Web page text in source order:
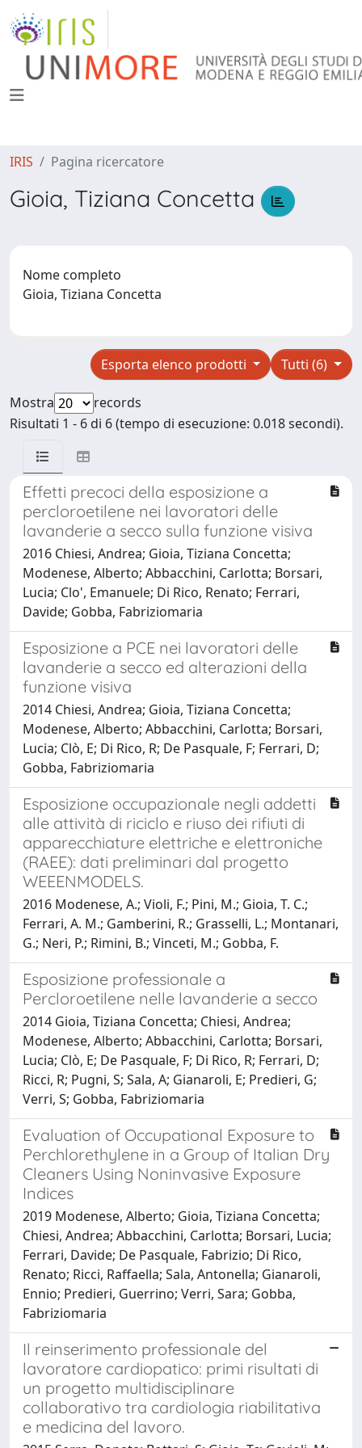
IRIS Pagina ricercatore
Gioia, Tiziana Concetta
Nome completo
Gioia, Tiziana Concetta
Tutti (6)
Esporta elenco prodotti
Mostra
records
Risultati 1 - 6 di 6 (tempo di esecuzione: 0.018 secondi).
Effetti precoci della esposizione a
percloroetilene nei lavoratori delle
lavanderie a secco sulla funzione visiva
2016 Chiesi, Andrea; Gioia, Tiziana Concetta;
Modenese, Alberto; Abbacchini, Carlotta; Borsari,
Lucia; Clo', Emanuele; Di Rico, Renato; Ferrari,
Davide; Gobba, Fabriziomaria
Esposizione a PCE nei lavoratori delle
lavanderie a secco ed alterazioni della
funzione visiva
2014 Chiesi, Andrea; Gioia, Tiziana Concetta;
Modenese, Alberto; Abbacchini, Carlotta; Borsari,
Lucia; Clò, E; Di Rico, R; De Pasquale, F; Ferrari, D;
Gobba, Fabriziomaria
Esposizione occupazionale negli addetti
alle attività di riciclo e riuso dei rifiuti di
apparecchiature elettriche e elettroniche
(RAEE): dati preliminari dal progetto
WEEENMODELS.
2016 Modenese, A.; Violi, F.; Pini, M.; Gioia, T. C.;
Ferrari, A. M.; Gamberini, R.; Grasselli, L.; Montanari,
G.; Neri, P.; Rimini, B.; Vinceti, M.; Gobba, F.
Esposizione professionale a
Percloroetilene nelle lavanderie a secco
2014 Gioia, Tiziana Concetta; Chiesi, Andrea;
Modenese, Alberto; Abbacchini, Carlotta; Borsari,
Lucia; Clò, E; De Pasquale, F; Di Rico, R; Ferrari, D;
Ricci, R; Pugni, S; Sala, A; Gianaroli, E; Predieri, G;
Verri, S; Gobba, Fabriziomaria
Evaluation of Occupational Exposure to
Perchlorethylene in a Group of Italian Dry
Cleaners Using Noninvasive Exposure
Indices
2019 Modenese, Alberto; Gioia, Tiziana Concetta;
Chiesi, Andrea; Abbacchini, Carlotta; Borsari, Lucia;
Ferrari, Davide; De Pasquale, Fabrizio; Di Rico,
Renato; Ricci, Raffaella; Sala, Antonella; Gianaroli,
Ennio; Predieri, Guerrino; Verri, Sara; Gobba,
Fabriziomaria
Il reinserimento professionale del
lavoratore cardiopatico: primi risultati di
un progetto multidisciplinare
collaborativo tra cardiologia riabilitativa
e medicina del lavoro.